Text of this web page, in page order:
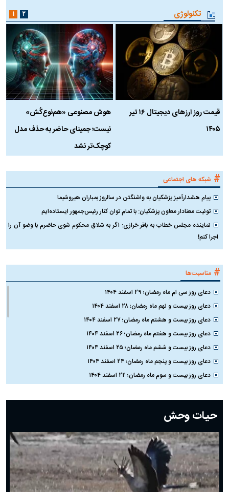
تکنولوژی
قیمت روز ارز‌های دیجیتال ۱۶ تیر
۱۴۰۵
هوش مصنوعی «هم‌نوع‌کُش»
نیست؛ جمینای حاضر به حذف مدل
کوچک‌تر نشد
۱ ۲
# شبکه های اجتماعی
پیام هشدارآمیز پزشکیان به واشنگتن در سالروز بمباران هیروشیما
توئیت معنادار معاون پزشکیان: با تمام توان کنار رئیس‌جمهور ایستاده‌ایم
نماینده مجلس خطاب به باقر خرازی: اگر به شلاق محکوم شوی حاضرم با وضو آن را
اجرا کنم!
# مناسبت‌ها
دعای روز سی ام ماه رمضان؛ ۲۹ اسفند ۱۴۰۴
دعای روز بیست و نهم ماه رمضان؛ ۲۸ اسفند ۱۴۰۴
دعای روز بیست و هشتم ماه رمضان؛ ۲۷ اسفند ۱۴۰۴
دعای روز بیست و هفتم ماه رمضان؛ ۲۶ اسفند ۱۴۰۴
دعای روز بیست و ششم ماه رمضان؛ ۲۵ اسفند ۱۴۰۴
دعای روز بیست و پنجم ماه رمضان؛ ۲۴ اسفند ۱۴۰۴
دعای روز بیست و سوم ماه رمضان؛ ۲۲ اسفند ۱۴۰۴
دعای روز بیستم ماه رمضان؛ ۱۹ اسفند ۱۴۰۴
دعای روز هشتم ماه مبارک رمضان؛ ۷ اسفند ماه ۱۴۰۴
دعای روز هفتم ماه رمضان؛ ۶ اسفند ۱۴۰۴
دعای روز ششم ماه رمضان؛ ۵ اسفند ۱۴۰۴
دعای روز پنجم ماه رمضان؛ ۴ اسفند ۱۴۰۴
دعای روز چهارم ماه مبارک رمضان؛ ۳ اسفند ۱۴۰۴
دعای روز سوم ماه مبارک رمضان؛ ۱۴ اسفند ۱۴۰۴
حیات وحش